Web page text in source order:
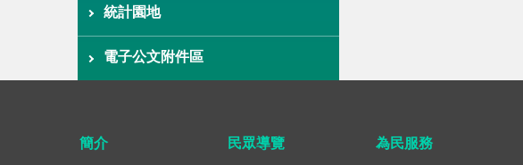
統計園地
電子公文附件區
簡介 民眾導覽 為民服務